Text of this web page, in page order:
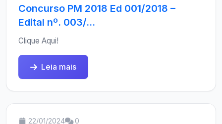
Concurso PM 2018 Ed 001/2018 –
Edital nº. 003/...
Clique Aqui!
Leia mais
22/01/2024 0